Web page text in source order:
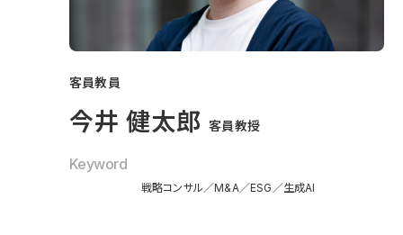
客員教員
今井 健太郎 客員教授
Keyword
戦略コンサル M&A ESG 生成AI